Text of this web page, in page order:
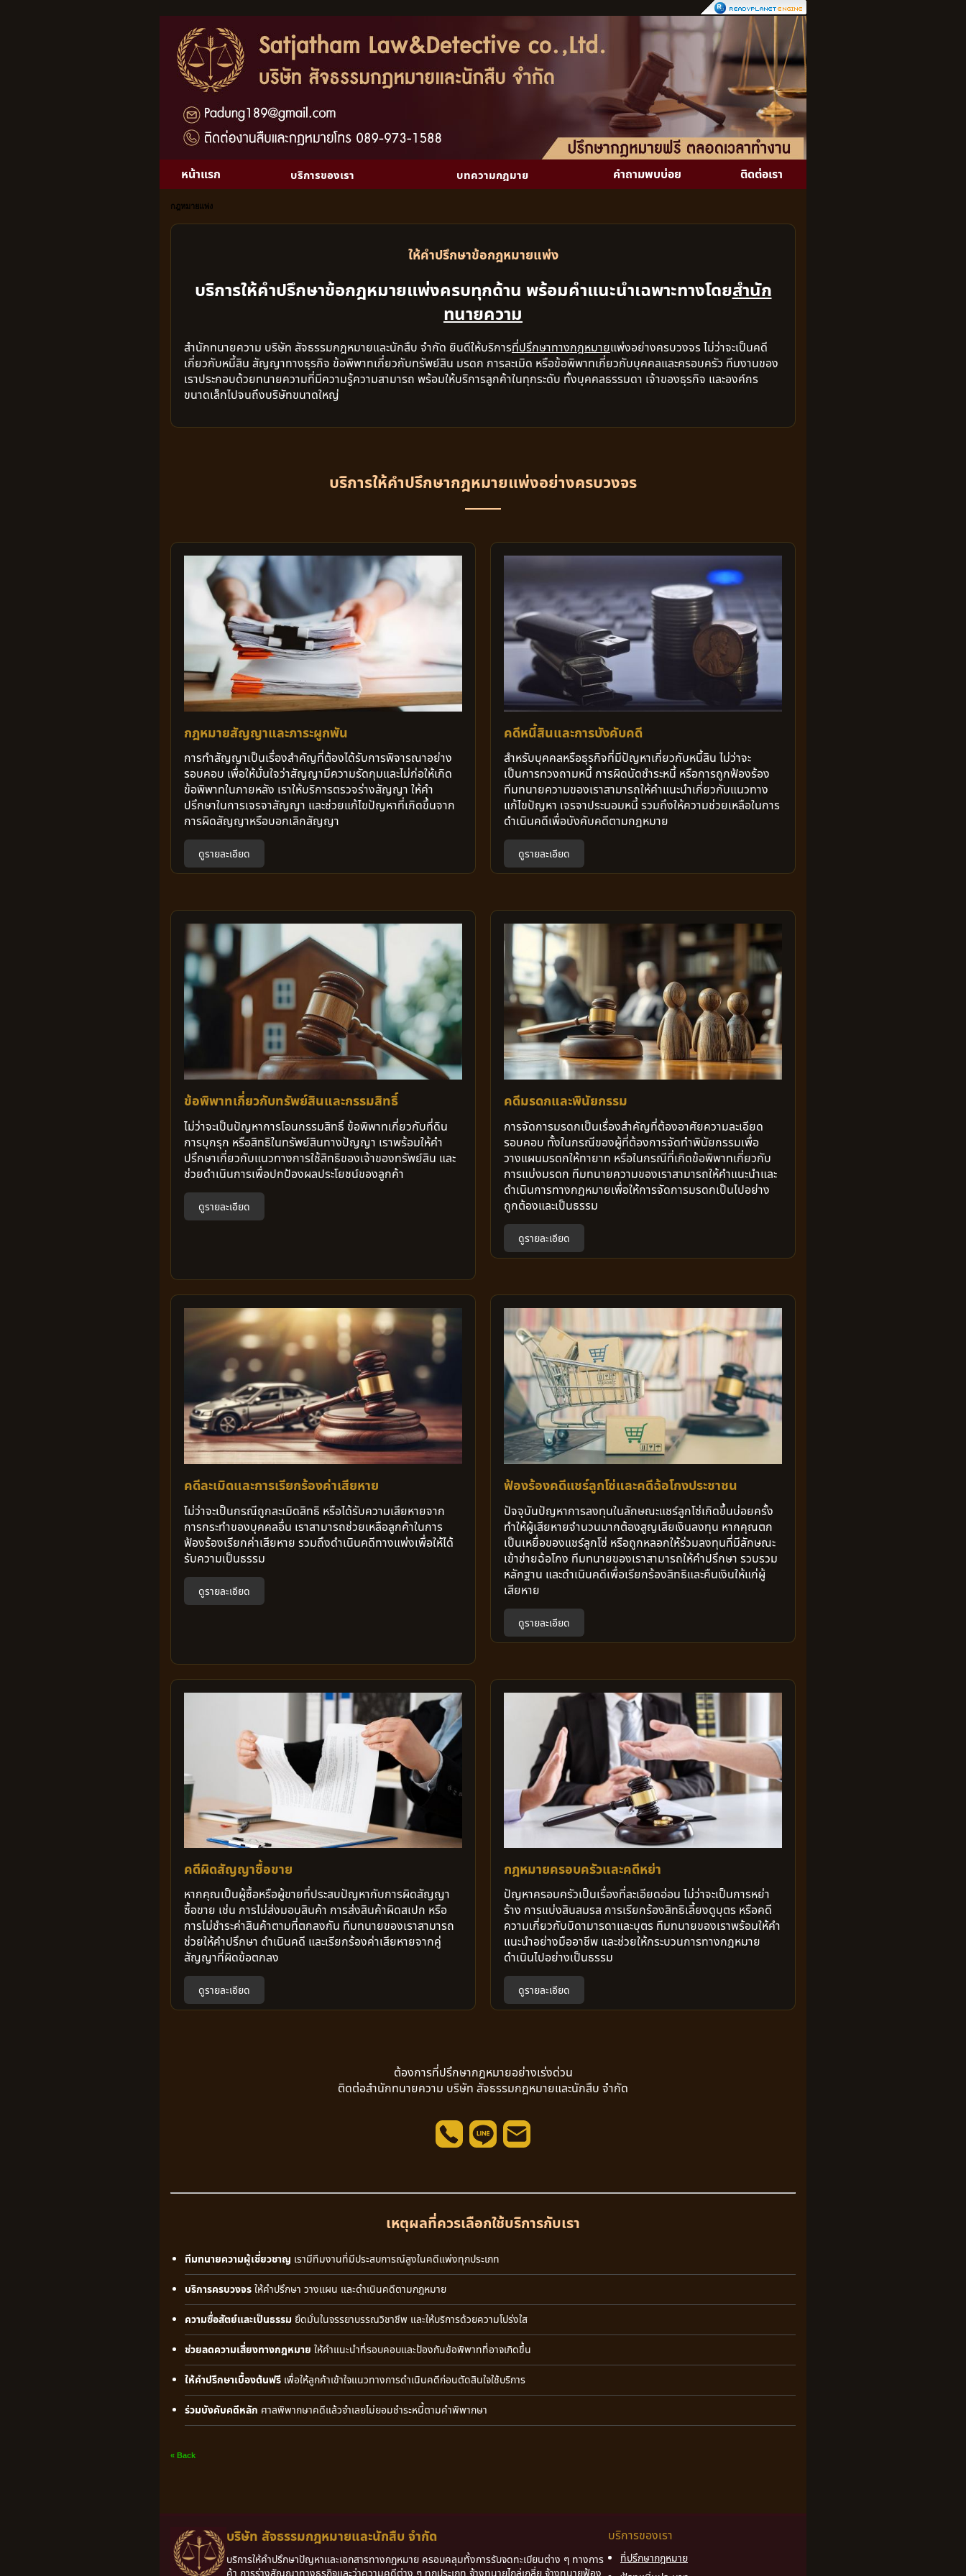
หน้าแรก บริการของเรา บทความกฎมาย คำถามพบบ่อย ติดต่อเรา
กฎหมายแพ่ง
ให้คำปรึกษาข้อกฎหมายแพ่ง
บริการให้คำปรึกษาข้อกฎหมายแพ่งครบทุกด้าน พร้อมคำแนะนำเฉพาะทางโดยสำนัก
ทนายความ
สำนักทนายความ บริษัท สัจธรรมกฎหมายและนักสืบ จำกัด ยินดีให้บริการที่ปรึกษาทางกฎหมายแพ่งอย่างครบวงจร ไม่ว่าจะเป็นคดี
เกี่ยวกับหนี้สิน สัญญาทางธุรกิจ ข้อพิพาทเกี่ยวกับทรัพย์สิน มรดก การละเมิด หรือข้อพิพาทเกี่ยวกับบุคคลและครอบครัว ทีมงานของ
เราประกอบด้วยทนายความที่มีความรู้ความสามารถ พร้อมให้บริการลูกค้าในทุกระดับ ทั้งบุคคลธรรมดา เจ้าของธุรกิจ และองค์กร
ขนาดเล็กไปจนถึงบริษัทขนาดใหญ่
บริการให้คำปรึกษากฎหมายแพ่งอย่างครบวงจร
กฎหมายสัญญาและภาระผูกพัน
การทำสัญญาเป็นเรื่องสำคัญที่ต้องได้รับการพิจารณาอย่าง
รอบคอบ เพื่อให้มั่นใจว่าสัญญามีความรัดกุมและไม่ก่อให้เกิด
ข้อพิพาทในภายหลัง เราให้บริการตรวจร่างสัญญา ให้คำ
ปรึกษาในการเจรจาสัญญา และช่วยแก้ไขปัญหาที่เกิดขึ้นจาก
การผิดสัญญาหรือบอกเลิกสัญญา
ดูรายละเอียด
คดีหนี้สินและการบังคับคดี
สำหรับบุคคลหรือธุรกิจที่มีปัญหาเกี่ยวกับหนี้สิน ไม่ว่าจะ
เป็นการทวงถามหนี้ การผิดนัดชำระหนี้ หรือการถูกฟ้องร้อง
ทีมทนายความของเราสามารถให้คำแนะนำเกี่ยวกับแนวทาง
แก้ไขปัญหา เจรจาประนอมหนี้ รวมถึงให้ความช่วยเหลือในการ
ดำเนินคดีเพื่อบังคับคดีตามกฎหมาย
ดูรายละเอียด
ข้อพิพาทเกี่ยวกับทรัพย์สินและกรรมสิทธิ์
ไม่ว่าจะเป็นปัญหาการโอนกรรมสิทธิ์ ข้อพิพาทเกี่ยวกับที่ดิน
การบุกรุก หรือสิทธิในทรัพย์สินทางปัญญา เราพร้อมให้คำ
ปรึกษาเกี่ยวกับแนวทางการใช้สิทธิของเจ้าของทรัพย์สิน และ
ช่วยดำเนินการเพื่อปกป้องผลประโยชน์ของลูกค้า
ดูรายละเอียด
คดีมรดกและพินัยกรรม
การจัดการมรดกเป็นเรื่องสำคัญที่ต้องอาศัยความละเอียด
รอบคอบ ทั้งในกรณีของผู้ที่ต้องการจัดทำพินัยกรรมเพื่อ
วางแผนมรดกให้ทายาท หรือในกรณีที่เกิดข้อพิพาทเกี่ยวกับ
การแบ่งมรดก ทีมทนายความของเราสามารถให้คำแนะนำและ
ดำเนินการทางกฎหมายเพื่อให้การจัดการมรดกเป็นไปอย่าง
ถูกต้องและเป็นธรรม
ดูรายละเอียด
คดีละเมิดและการเรียกร้องค่าเสียหาย
ไม่ว่าจะเป็นกรณีถูกละเมิดสิทธิ หรือได้รับความเสียหายจาก
การกระทำของบุคคลอื่น เราสามารถช่วยเหลือลูกค้าในการ
ฟ้องร้องเรียกค่าเสียหาย รวมถึงดำเนินคดีทางแพ่งเพื่อให้ได้
รับความเป็นธรรม
ดูรายละเอียด
ฟ้องร้องคดีแชร์ลูกโซ่และคดีฉ้อโกงประชาชน
ปัจจุบันปัญหาการลงทุนในลักษณะแชร์ลูกโซ่เกิดขึ้นบ่อยครั้ง
ทำให้ผู้เสียหายจำนวนมากต้องสูญเสียเงินลงทุน หากคุณตก
เป็นเหยื่อของแชร์ลูกโซ่ หรือถูกหลอกให้ร่วมลงทุนที่มีลักษณะ
เข้าข่ายฉ้อโกง ทีมทนายของเราสามารถให้คำปรึกษา รวบรวม
หลักฐาน และดำเนินคดีเพื่อเรียกร้องสิทธิและคืนเงินให้แก่ผู้
เสียหาย
ดูรายละเอียด
คดีผิดสัญญาซื้อขาย
หากคุณเป็นผู้ซื้อหรือผู้ขายที่ประสบปัญหากับการผิดสัญญา
ซื้อขาย เช่น การไม่ส่งมอบสินค้า การส่งสินค้าผิดสเปก หรือ
การไม่ชำระค่าสินค้าตามที่ตกลงกัน ทีมทนายของเราสามารถ
ช่วยให้คำปรึกษา ดำเนินคดี และเรียกร้องค่าเสียหายจากคู่
สัญญาที่ผิดข้อตกลง
ดูรายละเอียด
กฎหมายครอบครัวและคดีหย่า
ปัญหาครอบครัวเป็นเรื่องที่ละเอียดอ่อน ไม่ว่าจะเป็นการหย่า
ร้าง การแบ่งสินสมรส การเรียกร้องสิทธิเลี้ยงดูบุตร หรือคดี
ความเกี่ยวกับบิดามารดาและบุตร ทีมทนายของเราพร้อมให้คำ
แนะนำอย่างมืออาชีพ และช่วยให้กระบวนการทางกฎหมาย
ดำเนินไปอย่างเป็นธรรม
ดูรายละเอียด
ต้องการที่ปรึกษากฎหมายอย่างเร่งด่วน
ติดต่อสำนักทนายความ บริษัท สัจธรรมกฎหมายและนักสืบ จำกัด
เหตุผลที่ควรเลือกใช้บริการกับเรา
ทีมทนายความผู้เชี่ยวชาญ เรามีทีมงานที่มีประสบการณ์สูงในคดีแพ่งทุกประเภท
บริการครบวงจร ให้คำปรึกษา วางแผน และดำเนินคดีตามกฎหมาย
ความซื่อสัตย์และเป็นธรรม ยึดมั่นในจรรยาบรรณวิชาชีพ และให้บริการด้วยความโปร่งใส
ช่วยลดความเสี่ยงทางกฎหมาย ให้คำแนะนำที่รอบคอบและป้องกันข้อพิพาทที่อาจเกิดขึ้น
ให้คำปรึกษาเบื้องต้นฟรี เพื่อให้ลูกค้าเข้าใจแนวทางการดำเนินคดีก่อนตัดสินใจใช้บริการ
ร่วมบังคับคดีหลัก ศาลพิพากษาคดีแล้วจำเลยไม่ยอมชำระหนี้ตามคำพิพากษา
« Back
บริษัท สัจธรรมกฎหมายและนักสืบ จำกัด
บริการให้คำปรึกษาปัญหาและเอกสารทางกฎหมาย ครอบคลุมทั้งการรับจดทะเบียนต่าง ๆ ทางการ
ค้า การร่างสัญญาทางธุรกิจและว่าความคดีต่าง ๆ ทุกประเภท จ้างทนายไกล่เกลี่ย จ้างทนายฟ้อง
บริการของเรา
ที่ปรึกษากฎหมาย